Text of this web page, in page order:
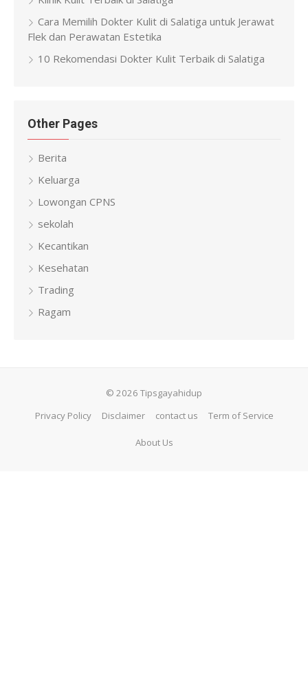
Cara Memilih Dokter Kulit di Salatiga untuk Jerawat
Flek dan Perawatan Estetika
10 Rekomendasi Dokter Kulit Terbaik di Salatiga
Other Pages
Berita
Keluarga
Lowongan CPNS
sekolah
Kecantikan
Kesehatan
Trading
Ragam
© 2026 Tipsgayahidup
Privacy Policy
Disclaimer contact us Term of Service
About Us